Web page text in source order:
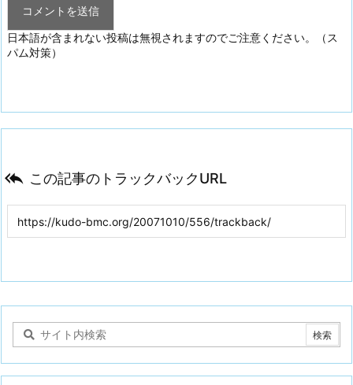
日本語が含まれない投稿は無視されますのでご注意ください。（ス
パム対策）
 この記事のトラックバックURL